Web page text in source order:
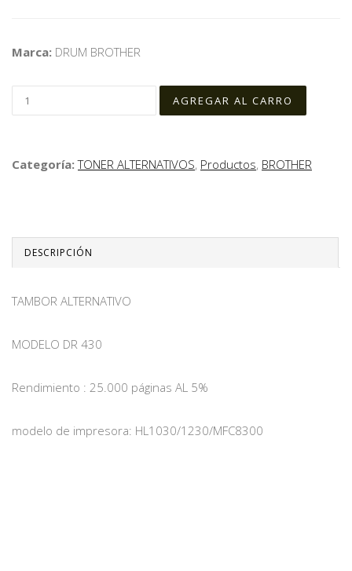
Marca: DRUM BROTHER
Categoría:TONER ALTERNATIVOS, Productos, BROTHER
DESCRIPCIÓN
TAMBOR ALTERNATIVO
MODELO DR 430
Rendimiento : 25.000 páginas AL 5%
modelo de impresora: HL1030/1230/MFC8300